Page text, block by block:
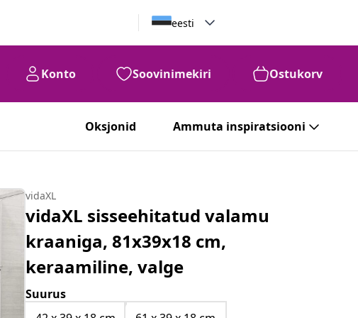
eesti
Konto Soovinimekiri Ostukorv
Oksjonid Ammuta inspiratsiooni
vidaXL
vidaXL sisseehitatud valamu
kraaniga, 81x39x18 cm,
keraamiline, valge
Suurus